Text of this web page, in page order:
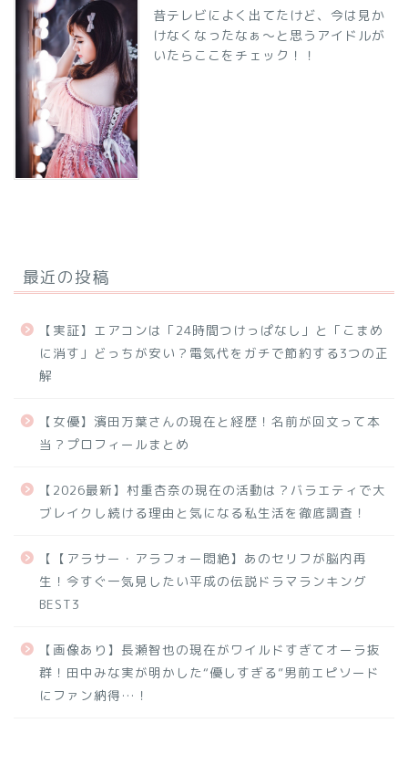
昔テレビによく出てたけど、今は見か
けなくなったなぁ～と思うアイドルが
いたらここをチェック！！
最近の投稿
【実証】エアコンは「24時間つけっぱなし」と「こまめ
に消す」どっちが安い？電気代をガチで節約する3つの正
解
【女優】濱田万葉さんの現在と経歴！名前が回文って本
当？プロフィールまとめ
【2026最新】村重杏奈の現在の活動は？バラエティで大
ブレイクし続ける理由と気になる私生活を徹底調査！
【【アラサー・アラフォー悶絶】あのセリフが脳内再
生！今すぐ一気見したい平成の伝説ドラマランキング
BEST3
【画像あり】長瀬智也の現在がワイルドすぎてオーラ抜
群！田中みな実が明かした“優しすぎる”男前エピソード
にファン納得…！